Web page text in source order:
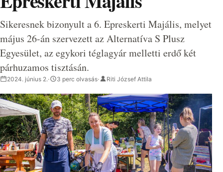
Sikeresnek bizonyult a 6. Epreskerti Majális, melyet
május 26-án szervezett az Alternatíva S Plusz
Egyesület, az egykori téglagyár melletti erdő két
párhuzamos tisztásán.
2024. június 2.· 3 perc olvasás· Riti József Attila